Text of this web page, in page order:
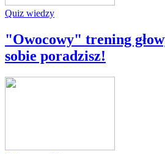
Quiz wiedzy
"Owocowy" trening
sobie poradzisz!